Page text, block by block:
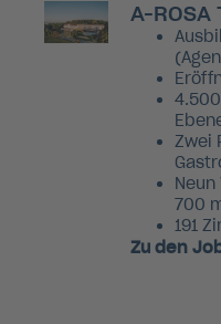
A-
4.500
Zwei
700
191
Zu den